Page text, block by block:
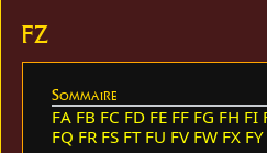
FZ
Sommaire
FA FB FC FD FE FF FG FH FI
FQ FR FS FT FU FV FW FX FY